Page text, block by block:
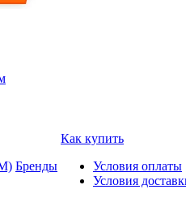
Бренды
Как купить
Условия оплаты
Условия